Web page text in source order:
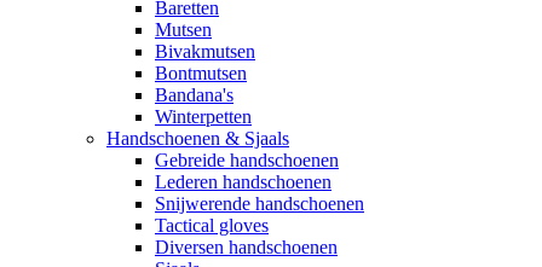
Baretten
Mutsen
Bivakmutsen
Bontmutsen
Bandana's
Winterpetten
Handschoenen & Sjaals
Gebreide handschoenen
Lederen handschoenen
Snijwerende handschoenen
Tactical gloves
Diversen handschoenen